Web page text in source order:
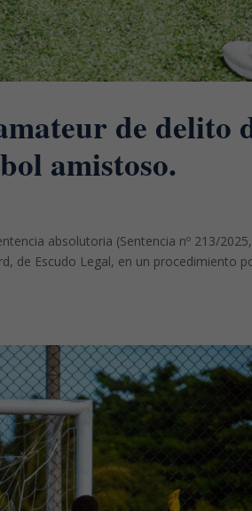
de delito
amistoso.
absolutoria (Sentencia nº 213/
de Escudo Legal, en un procedimiento